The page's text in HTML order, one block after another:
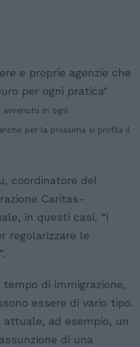
e proprie agenzie che
per ogni pratica"
avvenuto in ogni
per la prossima si profila il
coordinatore del
Caritas-
in questi casi, “i
regolarizzare le
di immigrazione,
essere di vario tipo.
attuale, ad esempio, un
di una